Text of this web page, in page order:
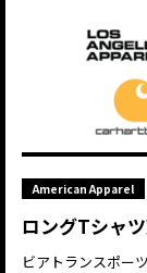
American Apparel
ロングTシャ
ビアトランスポー